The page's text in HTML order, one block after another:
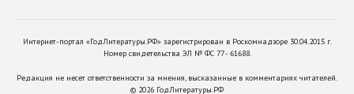
Интернет-портал «ГодЛитературы.РФ» зарегистрирован в Роскомнадзоре 30.04.2015 г.
Номер свидетельства ЭЛ № ФС 77 - 61688.
Редакция не несет ответственности за мнения, высказанные в комментариях читателей.
© 2026 ГодЛитературы.РФ